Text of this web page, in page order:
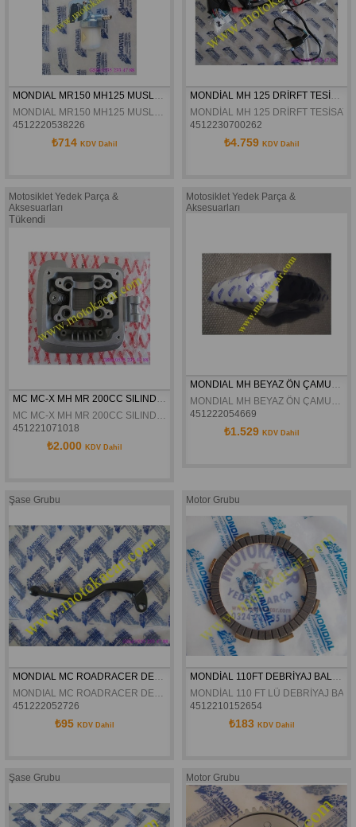
4512220538226
₺714 KDV Dahil
MONDİAL MH 125 DRİRFT TESİSAT
4512230700262
₺4.759 KDV Dahil
Motosiklet Yedek Parça &
Aksesuarları
Tükendi
451221071018
₺2.000 KDV Dahil
Motosiklet Yedek Parça &
Aksesuarları
451222054669
₺1.529 KDV Dahil
Şase Grubu
MONDIAL MC ROADRACER DEBRIYAJ KOLU ORJINAL
451222052726
₺95 KDV Dahil
Motor Grubu
MONDİAL 110 FT LÜ DEBRİYAJ
4512210152654
₺183 KDV Dahil
Şase Grubu Motor Grubu